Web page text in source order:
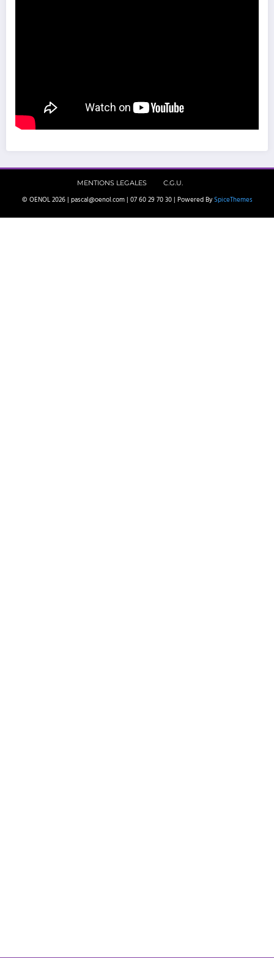
MENTIONS LEGALES C.G.U.
© OENOL 2026 | pascal@oenol.com | 07 60 29 70 30 | Powered By SpiceThemes